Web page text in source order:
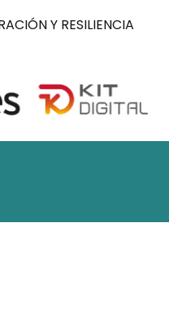
Y RESILIENCIA